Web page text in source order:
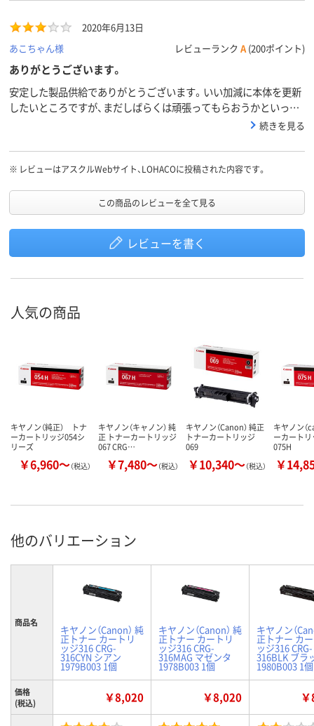
2020年6月13日
あこちゃん様
レビューランク A (200ポイント)
ありがとうございます。
安定した製品供給でありがとうございます。いい加減に本体を更新
したいところですが、まだしばらくは頑張ってもらおうかといった
ところです。インク交換要求が早く付くような気もしますが、とり
続きを見る
※ レビューはアスクルWebサイト、LOHACOに投稿された内容です。
この商品のレビューを全て見る
レビューを書く
人気の商品
キヤノン（純正） トナ
ーカートリッジ054シ
リーズ
￥6,960～（税込）
キヤノン（キャノン） 純
正 トナーカートリッジ
067 CRG…
￥7,480～（税込）
キヤノン（Canon） 純正
トナーカートリッジ
069
￥10,340～（税込）
キヤノン（
ーカートリ
075H
￥
他のバリエーション
商品名
キヤノン（Canon） 純
正トナー カートリ
ッジ316 CRG-
316CYN シアン
1979B003 1個
キヤノン（Canon） 純
正トナー カートリ
ッジ316 CRG-
316MAG マゼンタ
1978B003 1個
キヤノン（
正トナー カ
ッジ316 CRG-
316BLK ブラ
1980B003 1個
価格
(税込)
￥8,020 ￥8,020